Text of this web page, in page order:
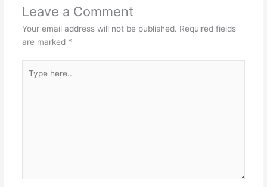
Leave a Comment
Your email address will not be published. Required fields
are marked *
here..